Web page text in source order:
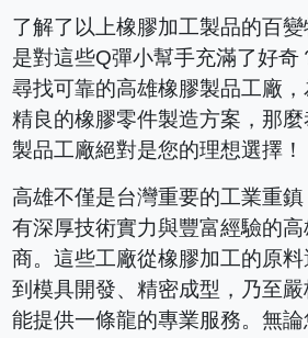
了解了以上橡膠加工製品的百
是對這些Q彈小幫手充滿了好奇
尋找可靠的高雄橡膠製品工廠
精良的橡膠零件製造方案，那
製品工廠絕對是您的理想選擇！
高雄不僅是台灣重要的工業重
有深厚技術實力與豐富經驗的
商。這些工廠從橡膠加工的原料
到模具開發、精密成型，乃至
能提供一條龍的專業服務。無